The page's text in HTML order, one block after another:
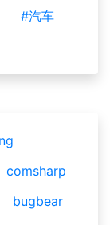
#汽车
comsharp
bugbear